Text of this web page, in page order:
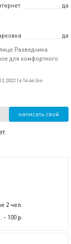
да
да
Разведчика
для комфортного
16:14:44 (по
написать свой
2 чел.
- 100 р.